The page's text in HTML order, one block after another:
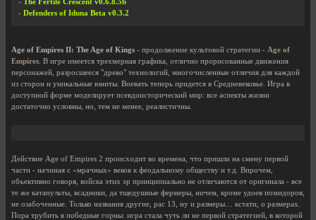
- The Fertile Crescent v0.6.8.5b
- Defenders of Iduna Beta v0.3.2
Age of Empires II: The Age of Kings - продолжение культовой стратегии - Age of
Empires . В игре имеется трехмерная графика, отлично прорисованные движения
персонажей, разросшееся "древо" технологий, многочисленные отличия для каждой
из сторон и уникальные юниты. Воевать теперь придется в Средневековье. Игра в
доступной форме моделирует псевдоисторический мир: все аспекты жизни
достаточно условны, но, тем не менее, реалистичны.
Действие Age of Empires 2 происходит во времена, что пришли на смену первой
части - начиная с «мрачных» веков к феодальному обществу и т.д. Впрочем,
объективно говоря, войска этих эр принципиально не отличаются от оригинала - все
те же катапульты, всадники, да тщедушные фермеры, ничем, кроме удоев помидоров,
не озабоченные. Только названия другие, рас 13, ну и размеры… кстати, о размерах.
Пора трубить в победные горны: игра стала чуть ли не первой стратегией, в которой